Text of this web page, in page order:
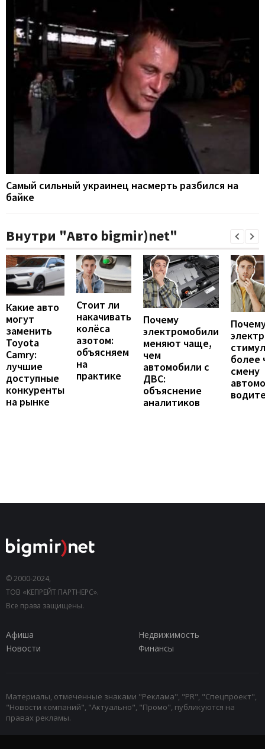
Самый сильный украинец насмерть разбился на
байке
Внутри "Авто bigmir)net"
Какие авто
могут
заменить
Toyota
Camry:
лучшие
доступные
конкуренты
на рынке
Стоит ли
накачивать
колёса
азотом:
объясняем
на
практике
Почему
электромобили
меняют чаще,
чем
автомобили с
ДВС:
объяснение
аналитиков
более
смену
© 2000-2024,
ТОВ «КЕПРЕЙТ ПАРТНЕРС».
Все права защищены.
Афиша
Недвижимость
Новости
Финансы
Материалы, отмеченные знаками "Реклама", "PR", "Спецпроект",
"Новости компаний", "Актуально", "Промо", публикуются на
правах рекламы.